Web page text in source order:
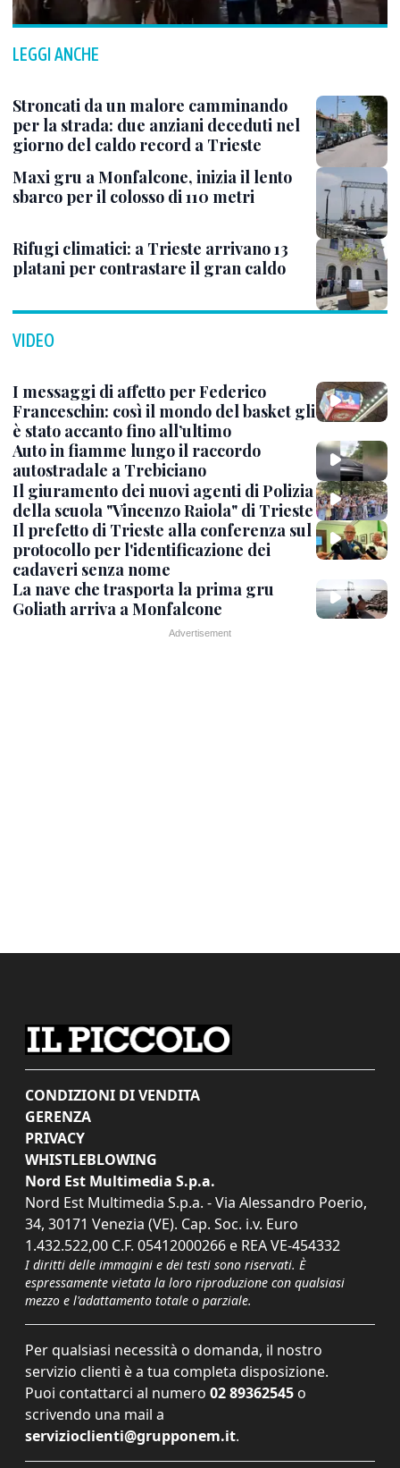
LEGGI ANCHE
Stroncati da un malore camminando
per la strada: due anziani deceduti nel
giorno del caldo record a Trieste
Maxi gru a Monfalcone, inizia il lento
sbarco per il colosso di 110 metri
Rifugi climatici: a Trieste arrivano 13
platani per contrastare il gran caldo
VIDEO
I messaggi di affetto per Federico
Franceschin: così il mondo del basket gli
è stato accanto fino all’ultimo
Auto in fiamme lungo il raccordo
autostradale a Trebiciano
Il giuramento dei nuovi agenti di Polizia
della scuola "Vincenzo Raiola" di Trieste
Il prefetto di Trieste alla conferenza sul
protocollo per l'identificazione dei
cadaveri senza nome
La nave che trasporta la prima gru
Goliath arriva a Monfalcone
CONDIZIONI DI VENDITA
GERENZA
PRIVACY
WHISTLEBLOWING
Nord Est Multimedia S.p.a.
Nord Est Multimedia S.p.a. - Via Alessandro Poerio,
34, 30171 Venezia (VE). Cap. Soc. i.v. Euro
1.432.522,00 C.F. 05412000266 e REA VE-454332
I diritti delle immagini e dei testi sono riservati. È
espressamente vietata la loro riproduzione con qualsiasi
mezzo e l'adattamento totale o parziale.
Per qualsiasi necessità o domanda, il nostro
servizio clienti è a tua completa disposizione.
Puoi contattarci al numero 02 89362545 o
scrivendo una mail a
servizioclienti@grupponem.it.